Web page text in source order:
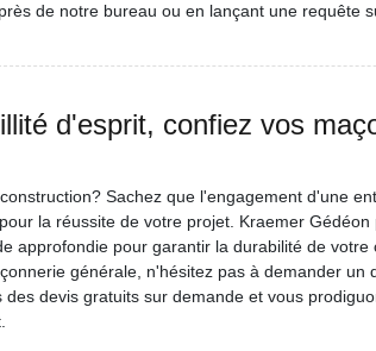
de notre bureau ou en lançant une requête
d'esprit, confiez vos
Sachez que l'engagement d'une
la réussite de votre projet. Kraemer
approfondie pour garantir la durabilité de votre
générale, n'hésitez pas à demander un
devis gratuits sur demande et vous